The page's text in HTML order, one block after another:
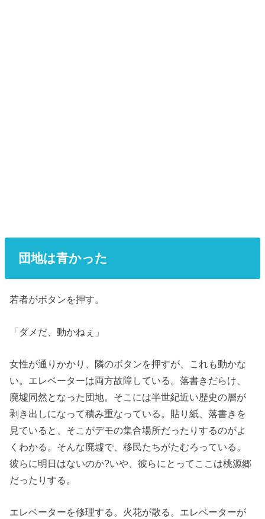
団地は青かった
若者がボタンを押す。
「ダメだ、動かねぇ」
女性が通りかかり、隣のボタンを押すが、これも動かな
い。エレベーターは両方故障している。落書きだらけ、
廃墟同然となった団地。そこには半世紀近い歴史の層が
剥き出しになって積み重なっている。貼り紙、落書きを
見ていると、そこがデモの集合場所だったりするのがよ
くわかる。そんな廃墟で、移民たちがたむろっている。
彼らに明日はないのか?いや、彼らにとってここは桃源郷
だったりする。
エレベーターを修理する。火花が散る。エレベーターが